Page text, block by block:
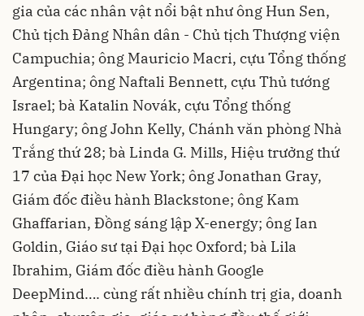
gia của các nhân vật nổi bật như ông Hun Sen,
Chủ tịch Đảng Nhân dân - Chủ tịch Thượng viện
Campuchia; ông Mauricio Macri, cựu Tổng thống
Argentina; ông Naftali Bennett, cựu Thủ tướng
Israel; bà Katalin Novák, cựu Tổng thống
Hungary; ông John Kelly, Chánh văn phòng Nhà
Trắng thứ 28; bà Linda G. Mills, Hiệu trưởng thứ
17 của Đại học New York; ông Jonathan Gray,
Giám đốc điều hành Blackstone; ông Kam
Ghaffarian, Đồng sáng lập X-energy; ông Ian
Goldin, Giáo sư tại Đại học Oxford; bà Lila
Ibrahim, Giám đốc điều hành Google
DeepMind…. cùng rất nhiều chính trị gia, doanh